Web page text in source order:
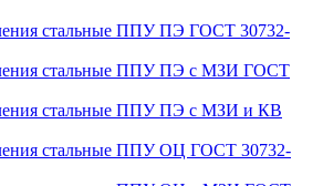
стальные ППУ ПЭ ГОСТ 30732-
стальные ППУ ПЭ с МЗИ ГОСТ
стальные ППУ ПЭ с МЗИ и КВ
стальные ППУ ОЦ ГОСТ 30732-